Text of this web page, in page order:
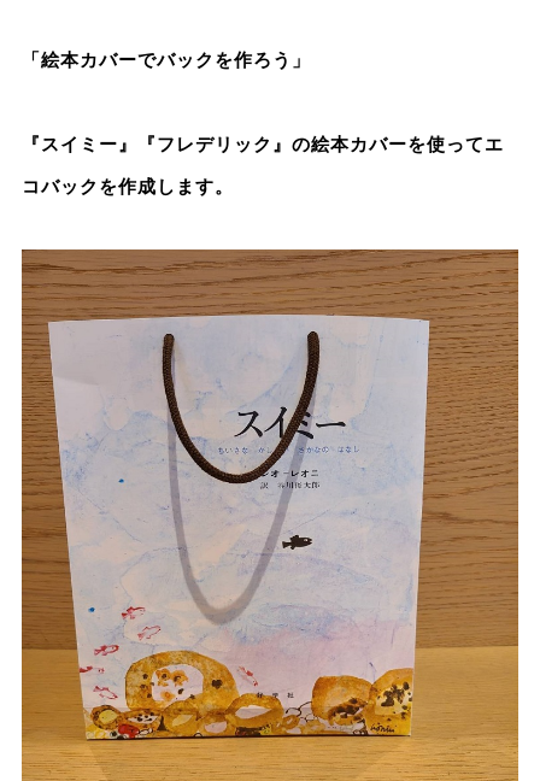
「絵本カバーでバックを作ろう」
『スイミー』『フレデリック』の絵本カバーを使ってエ
コバックを作成します。